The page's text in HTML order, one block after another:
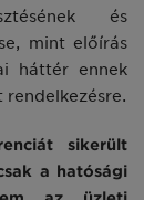
és
mint előírás
háttér ennek
rendelkezésre.
sikerült
a hatósági